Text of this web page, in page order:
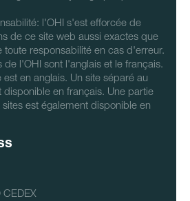
l'OHI s'est efforcée de
de ce site web aussi exactes que
toute responsabilité en cas d'erreur.
de l'OHI sont l'anglais et le français.
en anglais. Un site séparé au
en français. Une partie
est également disponible en